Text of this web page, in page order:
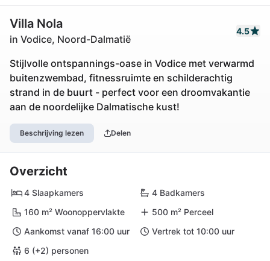
Villa Nola
in Vodice, Noord-Dalmatië
4.5
Stijlvolle ontspannings-oase in Vodice met verwarmd
buitenzwembad, fitnessruimte en schilderachtig
strand in de buurt - perfect voor een droomvakantie
aan de noordelijke Dalmatische kust!
Beschrijving lezen Delen
Overzicht
4 Slaapkamers
4 Badkamers
160 m² Woonoppervlakte
500 m² Perceel
Aankomst vanaf 16:00 uur
Vertrek tot 10:00 uur
6 (+2) personen